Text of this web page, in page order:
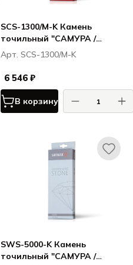
SCS-1300/M-K Камень
точильный "САМУРА /
SAMURA" водный
комбинированный
#1000/#3000
Арт. SCS-1300/M-K
6 546 ₽
В корзину
SWS-5000-K Камень
точильный "САМУРА /